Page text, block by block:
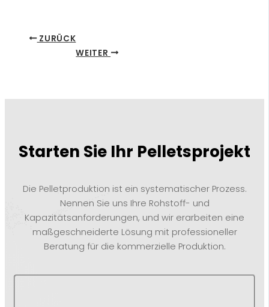
ZURÜCK
WEITER
Starten Sie Ihr Pelletsprojekt
Die Pelletproduktion ist ein systematischer Prozess.
Nennen Sie uns Ihre Rohstoff- und
Kapazitätsanforderungen, und wir erarbeiten eine
maßgeschneiderte Lösung mit professioneller
Beratung für die kommerzielle Produktion.